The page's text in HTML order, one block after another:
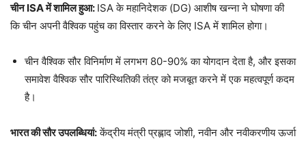
चीनISAमें शामिल हुआ: ISA के महानिदेशक (DG) आशीष खन्ना ने घोषणा की
कि चीन अपनी वैश्विक पहुंच का विस्तार करने के लिए ISA में शामिल होगा।
चीन वैश्विक सौर विनिर्माण में लगभग 80-90% का योगदान देता है, और इसका
समावेश वैश्विक सौर पारिस्थितिकी तंत्र को मजबूत करने में एक महत्वपूर्ण कदम
है।
भारत की सौर उपलब्धियां:केंद्रीय मंत्री प्रह्लाद जोशी, नवीन और नवीकरणीय ऊर्जा